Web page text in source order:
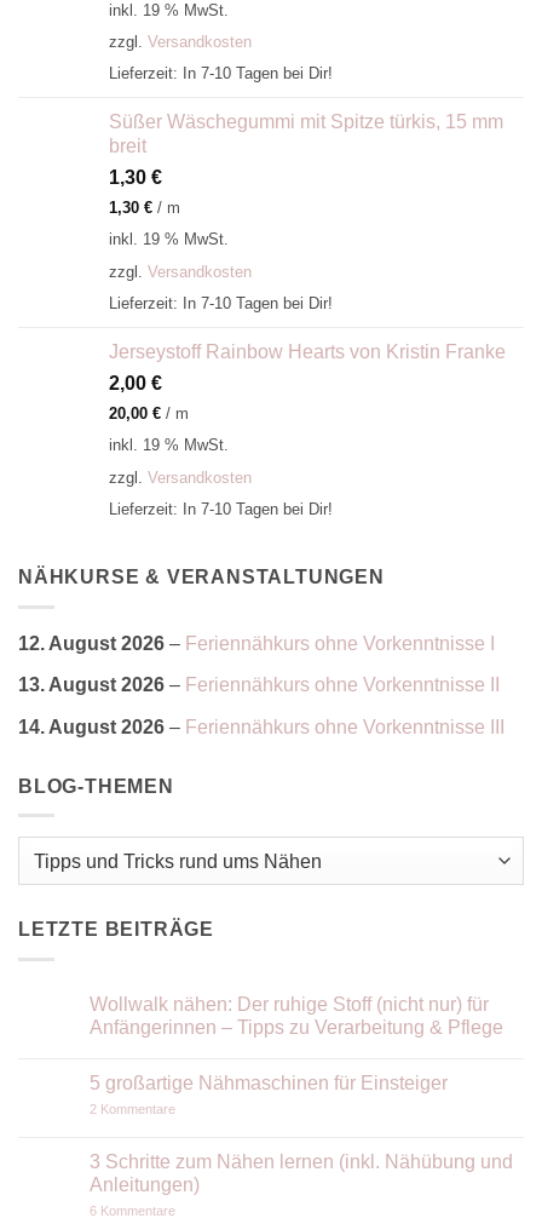
inkl. 19 % MwSt.
zzgl. Versandkosten
Lieferzeit:
In 7-10 Tagen bei Dir!
Süßer Wäschegummi mit Spitze türkis, 15 mm
breit
1,30 €
1,30 € / m
inkl. 19 % MwSt.
zzgl. Versandkosten
Lieferzeit:
In 7-10 Tagen bei Dir!
Jerseystoff Rainbow Hearts von Kristin Franke
2,00 €
20,00 € / m
inkl. 19 % MwSt.
zzgl. Versandkosten
Lieferzeit:
In 7-10 Tagen bei Dir!
NÄHKURSE & VERANSTALTUNGEN
12. August 2026 – Feriennähkurs ohne Vorkenntnisse I
13. August 2026 – Feriennähkurs ohne Vorkenntnisse II
14. August 2026 – Feriennähkurs ohne Vorkenntnisse III
BLOG-THEMEN
Blog-
Themen
LETZTE BEITRÄGE
Wollwalk nähen: Der ruhige Stoff (nicht nur) für
Anfängerinnen – Tipps zu Verarbeitung & Pflege
zu
Wollwalk
nähen:
Stoff
(nicht
nur)
für
5 großartige Nähmaschinen für Einsteiger
2 Kommentarezu
Nähmaschinen
für
Einsteiger
3 Schritte zum Nähen lernen (inkl. Nähübung und
Anleitungen)
6 Kommentarezu